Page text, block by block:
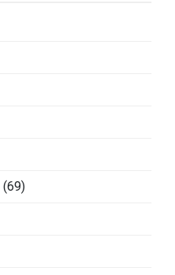
(69)